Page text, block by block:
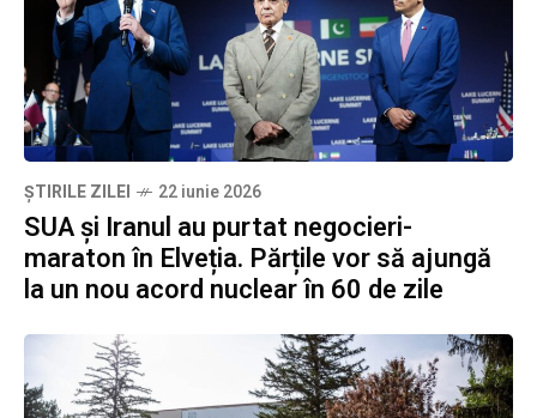
ȘTIRILE ZILEI 22 iunie 2026
SUA și Iranul au purtat negocieri-
maraton în Elveția. Părțile vor să ajungă
la un nou acord nuclear în 60 de zile